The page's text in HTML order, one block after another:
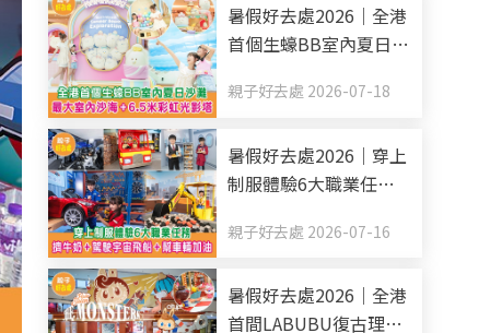
暑假好去處2026｜全港
首個生蠔BB室內夏日沙
彩虹光影塔
親子好去處 2026-07-18
暑假好去處2026｜穿上
制服體驗6大職業任務
+幫車輛加油
親子好去處 2026-07-16
暑假好去處2026｜全港
首間LABUBU復古理髮